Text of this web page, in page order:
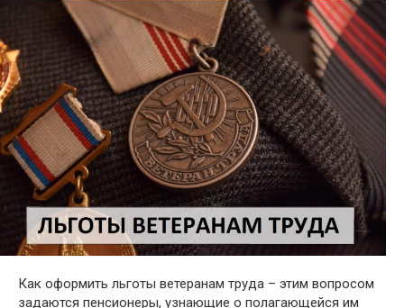
Как оформить льготы ветеранам труда – этим вопросом
задаются пенсионеры, узнающие о полагающейся им